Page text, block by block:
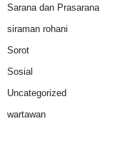
Sarana dan Prasarana
siraman rohani
Sorot
Sosial
Uncategorized
wartawan